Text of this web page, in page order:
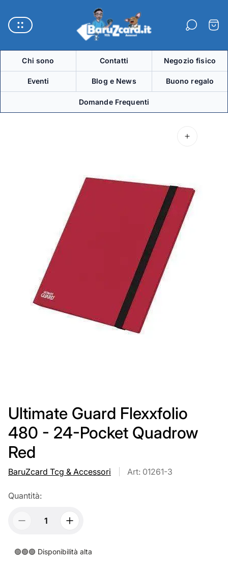
del
negozio"
Chi sono Contatti Negozio fisico
Eventi Blog e News Buono regalo
Domande Frequenti
Ultimate Guard Flexxfolio
480 - 24-Pocket Quadrow
Red
BaruZcard Tcg & Accessori Art: 01261-3
Quantità:
🟢🟢🟢 Disponibilità alta